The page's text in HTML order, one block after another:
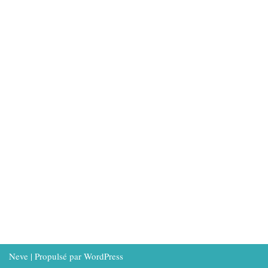
Neve | Propulsé par WordPress